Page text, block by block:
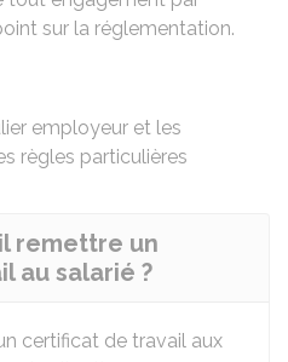
sur la réglementation.
employeur et les
règles particulières
remettre un
au salarié ?
certificat de travail aux